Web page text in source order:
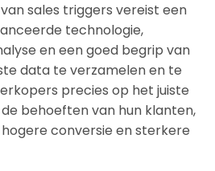
sales triggers vereist een
technologie,
en een goed begrip van
data te verzamelen en te
precies op het juiste
behoeften van hun klanten,
conversie en sterkere